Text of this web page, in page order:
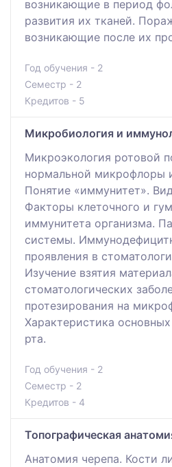
возникающие в период
развития их тканей.
возникающие после их
Год обучения - 2
Семестр - 2
Кредитов - 5
Микробиология и
Микроэкология ротовой
нормальной микрофлоры
Понятие «иммунитет».
Факторы клеточного и
иммунитета организма.
системы.
проявления в
Изучение взятия
стоматологических
протезирования на
Характеристика
рта.
Год обучения - 2
Семестр - 2
Кредитов - 4
Топографическая
Анатомия черепа. Кости